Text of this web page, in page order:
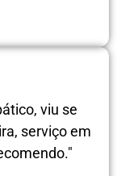
viu se
serviço em